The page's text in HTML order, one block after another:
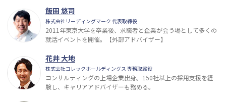
飯田 悠司
株式会社リーディングマーク 代表取締役
2011年東京大学を卒業後、求職者と企業が会う場として多くの
就活イベントを開催。【外部アドバイザー】
花井 大地
株式会社コレックホールディングス 専務取締役
コンサルティングの上場企業出身。150社以上の採用支援を経
験し、キャリアアドバイザーも務める。